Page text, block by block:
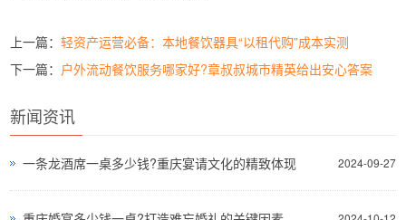
上一篇：轻资产运营必备：本地餐饮器具“以租代购”成本实测
下一篇： 户外流动餐饮服务哪家好?章叔叔城市精英给出安心答案
新闻资讯
2024-09-27
一条龙酒席一桌多少钱?重庆宴请文化的精致体现